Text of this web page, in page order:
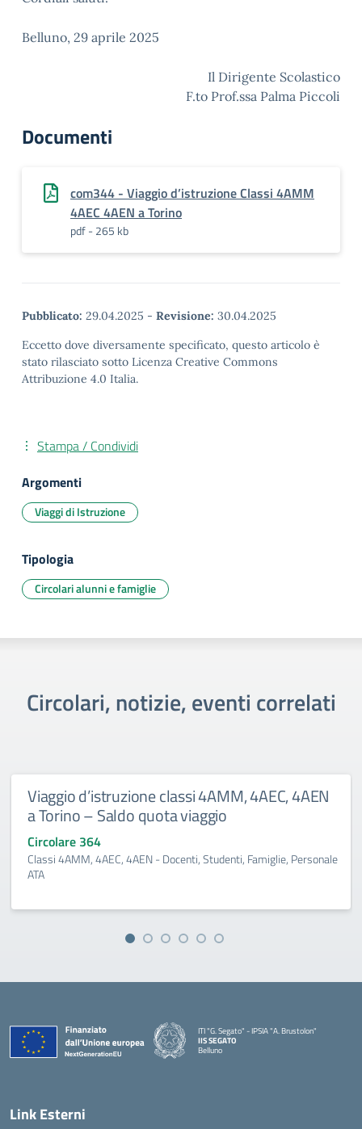
Belluno, 29 aprile 2025
Il Dirigente Scolastico
F.to Prof.ssa Palma Piccoli
Documenti
com344 - Viaggio d’istruzione Classi 4AMM
4AEC 4AEN a Torino
pdf - 265 kb
Pubblicato: 29.04.2025 - Revisione: 30.04.2025
Eccetto dove diversamente specificato, questo articolo è
stato rilasciato sotto Licenza Creative Commons
Attribuzione 4.0 Italia.
Stampa / Condividi
Argomenti
Viaggi di Istruzione
Tipologia
Circolari alunni e famiglie
Circolari, notizie, eventi correlati
Viaggio d’istruzione classi 4AMM, 4AEC, 4AEN
a Torino – Saldo quota viaggio
Circolare 364
Classi 4AMM, 4AEC, 4AEN - Docenti, Studenti, Famiglie, Personale
ATA
ITI "G. Segato" - IPSIA "A. Brustolon"
IIS SEGATO
Belluno
Link Esterni